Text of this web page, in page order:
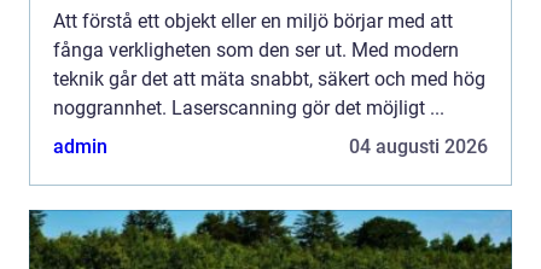
Att förstå ett objekt eller en miljö börjar med att
fånga verkligheten som den ser ut. Med modern
teknik går det att mäta snabbt, säkert och med hög
noggrannhet. Laserscanning gör det möjligt ...
admin
04 augusti 2026